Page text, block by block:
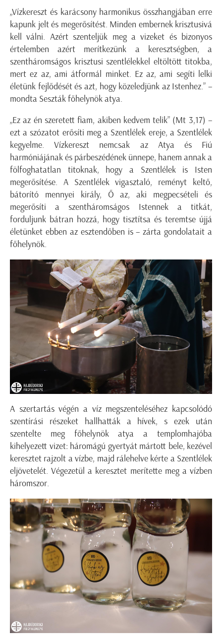
„Vízkereszt és karácsony harmonikus összhangjában erre
kapunk jelt és megerősítést. Minden embernek krisztusivá
kell válni. Azért szenteljük meg a vizeket és bizonyos
értelemben azért merítkezünk a keresztségben, a
szentháromságos krisztusi szentlélekkel eltöltött titokba,
mert ez az, ami átformál minket. Ez az, ami segíti lelki
életünk fejlődését és azt, hogy közeledjünk az Istenhez.” –
mondta Seszták főhelynök atya.
„Ez az én szeretett fiam, akiben kedvem telik” (Mt 3,17) –
ezt a szózatot erősíti meg a Szentlélek ereje, a Szentlélek
kegyelme. Vízkereszt nemcsak az Atya és Fiú
harmóniájának és párbeszédének ünnepe, hanem annak a
fölfoghatatlan titoknak, hogy a Szentlélek is Isten
megerősítése. A Szentlélek vigasztaló, reményt keltő,
bátorító mennyei király, Ő az, aki megpecsételi és
megerősíti a szentháromságos Istennek a titkát,
forduljunk bátran hozzá, hogy tisztítsa és teremtse újjá
életünket ebben az esztendőben is – zárta gondolatait a
főhelynök.
A szertartás végén a víz megszenteléséhez kapcsolódó
szentírási részeket hallhatták a hívek, s ezek után
szentelte meg főhelynök atya a templomhajóba
kihelyezett vizet: háromágú gyertyát mártott bele, kezével
keresztet rajzolt a vízbe, majd rálehelve kérte a Szentlélek
eljövetelét. Végezetül a keresztet merítette meg a vízben
háromszor.